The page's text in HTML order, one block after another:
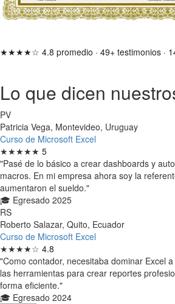
★★★★☆ 4.8 promedio · 49+ testimonios ·
Lo que dicen
PV
Patricia Vega, Montevideo, Uruguay
Curso de Microsoft Excel
★★★★★ 5
"Pasé de lo básico a crear dashboards y
macros. En mi empresa ahora soy la
aumentaron el sueldo."
🎓 Egresado 2025
RS
Roberto Salazar, Quito, Ecuador
Curso de Microsoft Excel
★★★★☆ 4.8
"Como contador, necesitaba dominar Excel
las herramientas para crear reportes
forma eficiente."
🎓 Egresado 2024